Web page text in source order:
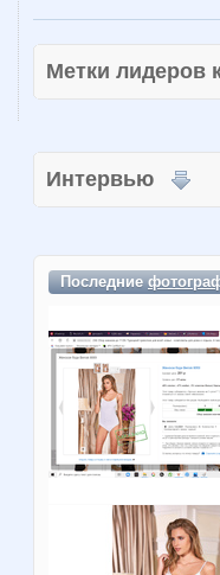
Метки
Интервью
Последние